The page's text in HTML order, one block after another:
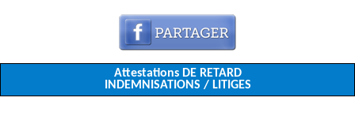
Attestations DE RETARD
INDEMNISATIONS / LITIGES